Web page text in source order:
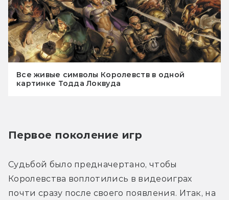
Все живые символы Королевств в одной
картинке Тодда Локвуда
Первое поколение игр
Судьбой было предначертано, чтобы
Королевства воплотились в видеоиграх
почти сразу после своего появления. Итак, на